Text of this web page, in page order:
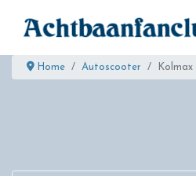
Home Autoscooter Kolmax